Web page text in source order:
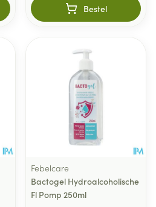
Bestel
Febelcare
Bactogel Hydroalcoholische
Fl Pomp 250ml